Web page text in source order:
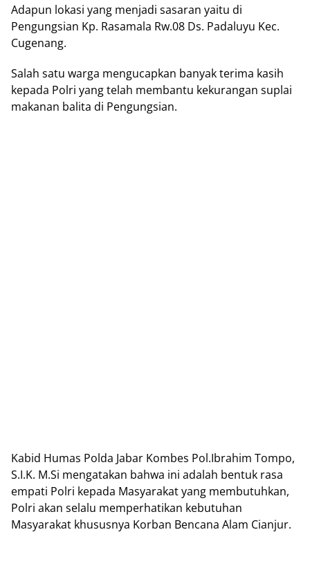
Adapun lokasi yang menjadi sasaran yaitu di
Pengungsian Kp. Rasamala Rw.08 Ds. Padaluyu Kec.
Cugenang.
Salah satu warga mengucapkan banyak terima kasih
kepada Polri yang telah membantu kekurangan suplai
makanan balita di Pengungsian.
Kabid Humas Polda Jabar Kombes Pol.Ibrahim Tompo,
S.I.K. M.Si mengatakan bahwa ini adalah bentuk rasa
empati Polri kepada Masyarakat yang membutuhkan,
Polri akan selalu memperhatikan kebutuhan
Masyarakat khususnya Korban Bencana Alam Cianjur.